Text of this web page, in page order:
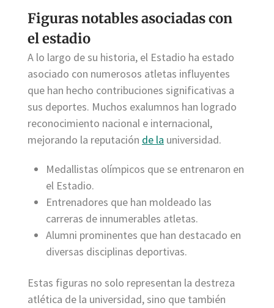
Figuras notables asociadas con
el estadio
A lo largo de su historia, el Estadio ha estado
asociado con numerosos atletas influyentes
que han hecho contribuciones significativas a
sus deportes. Muchos exalumnos han logrado
reconocimiento nacional e internacional,
mejorando la reputación de la universidad.
Medallistas olímpicos que se entrenaron en
el Estadio.
Entrenadores que han moldeado las
carreras de innumerables atletas.
Alumni prominentes que han destacado en
diversas disciplinas deportivas.
Estas figuras no solo representan la destreza
atlética de la universidad, sino que también